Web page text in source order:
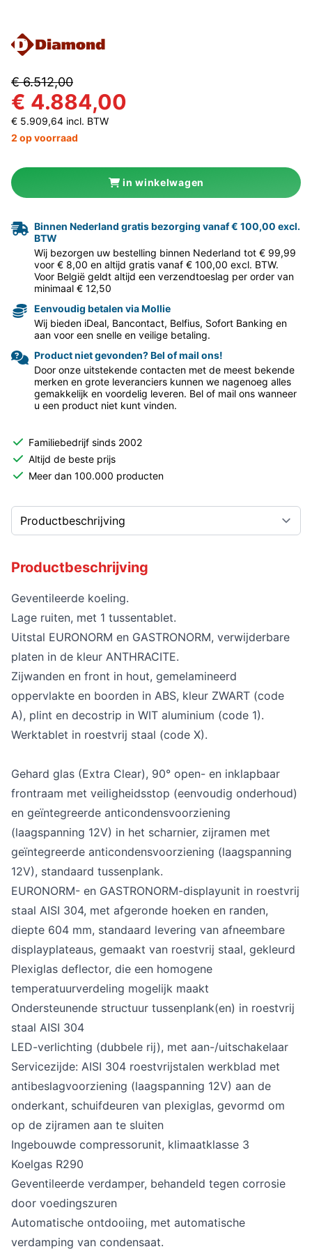
€ 6.512,00
€ 4.884,00
€ 5.909,64 incl. BTW
2 op voorraad
in winkelwagen
Binnen Nederland gratis bezorging vanaf € 100,00 excl.
BTW
Wij bezorgen uw bestelling binnen Nederland tot € 99,99
voor € 8,00 en altijd gratis vanaf € 100,00 excl. BTW.
Voor België geldt altijd een verzendtoeslag per order van
minimaal € 12,50
Eenvoudig betalen via Mollie
Wij bieden iDeal, Bancontact, Belfius, Sofort Banking en
aan voor een snelle en veilige betaling.
Product niet gevonden? Bel of mail ons!
Door onze uitstekende contacten met de meest bekende
merken en grote leveranciers kunnen we nagenoeg alles
gemakkelijk en voordelig leveren. Bel of mail ons wanneer
u een product niet kunt vinden.
Familiebedrijf sinds 2002
Altijd de beste prijs
Meer dan 100.000 producten
Productbeschrijving
Geventileerde koeling.
Lage ruiten, met 1 tussentablet.
Uitstal EURONORM en GASTRONORM, verwijderbare
platen in de kleur ANTHRACITE.
Zijwanden en front in hout, gemelamineerd
oppervlakte en boorden in ABS, kleur ZWART (code
A), plint en decostrip in WIT aluminium (code 1).
Werktablet in roestvrij staal (code X).
Gehard glas (Extra Clear), 90° open- en inklapbaar
frontraam met veiligheidsstop (eenvoudig onderhoud)
en geïntegreerde anticondensvoorziening
(laagspanning 12V) in het scharnier, zijramen met
geïntegreerde anticondensvoorziening (laagspanning
12V), standaard tussenplank.
EURONORM- en GASTRONORM-displayunit in roestvrij
staal AISI 304, met afgeronde hoeken en randen,
diepte 604 mm, standaard levering van afneembare
displayplateaus, gemaakt van roestvrij staal, gekleurd
Plexiglas deflector, die een homogene
temperatuurverdeling mogelijk maakt
Ondersteunende structuur tussenplank(en) in roestvrij
staal AISI 304
LED-verlichting (dubbele rij), met aan-/uitschakelaar
Servicezijde: AISI 304 roestvrijstalen werkblad met
antibeslagvoorziening (laagspanning 12V) aan de
onderkant, schuifdeuren van plexiglas, gevormd om
op de zijramen aan te sluiten
Ingebouwde compressorunit, klimaatklasse 3
Koelgas R290
Geventileerde verdamper, behandeld tegen corrosie
door voedingszuren
Automatische ontdooiing, met automatische
verdamping van condensaat.